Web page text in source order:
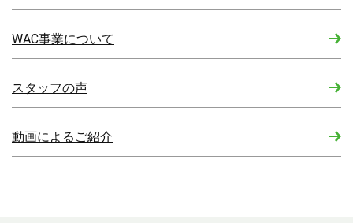
WAC事業について
スタッフの声
動画によるご紹介